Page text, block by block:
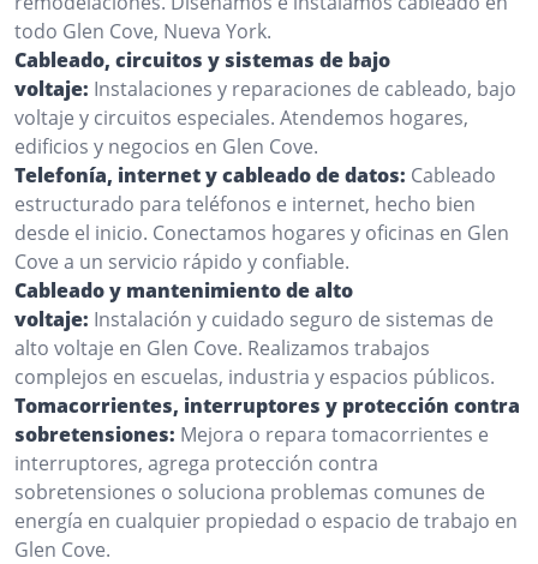
todo Glen Cove, Nueva York.
Cableado, circuitos y sistemas de bajo
voltaje: Instalaciones y reparaciones de cableado, bajo
voltaje y circuitos especiales. Atendemos hogares,
edificios y negocios en Glen Cove.
Telefonía, internet y cableado de datos: Cableado
estructurado para teléfonos e internet, hecho bien
desde el inicio. Conectamos hogares y oficinas en Glen
Cove a un servicio rápido y confiable.
Cableado y mantenimiento de alto
voltaje: Instalación y cuidado seguro de sistemas de
alto voltaje en Glen Cove. Realizamos trabajos
complejos en escuelas, industria y espacios públicos.
Tomacorrientes, interruptores y protección contra
sobretensiones: Mejora o repara tomacorrientes e
interruptores, agrega protección contra
sobretensiones o soluciona problemas comunes de
energía en cualquier propiedad o espacio de trabajo en
Glen Cove.